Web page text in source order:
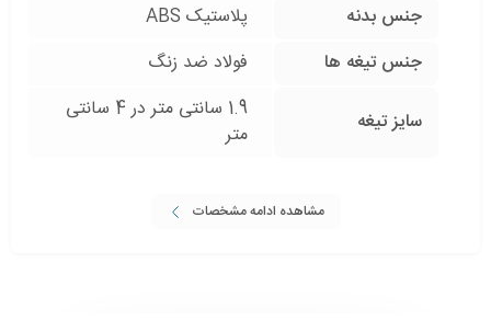
جنس بدنه
پلاستیک ABS
جنس تیغه ها
فولاد ضد زنگ
سایز تیغه
1.9 سانتی متر در 4 سانتی
متر
مشاهده ادامه مشخصات